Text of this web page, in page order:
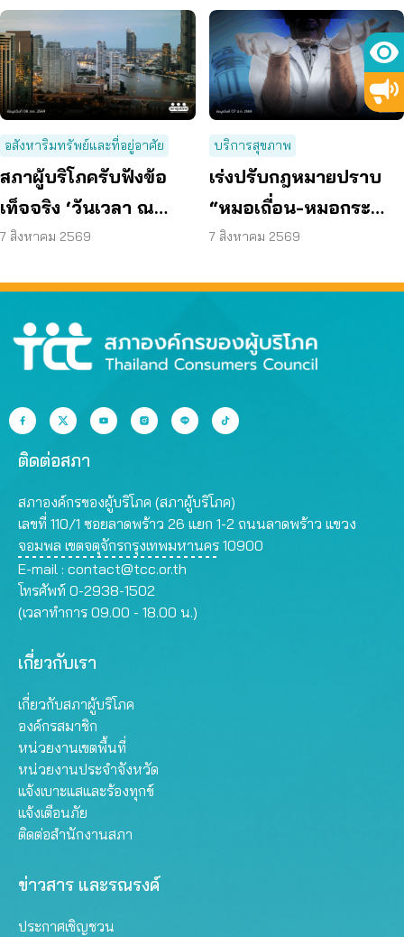
อสังหาริมทรัพย์และที่อยู่อาศัย
สภาผู้บริโภครับฟังข้อ
เท็จจริง ‘วันเวลา ณ
เจ้าพระยา’ ยืนยันมีถนน
7 สิงหาคม 2569
บริการสุขภาพ
เร่งปรับกฎหมายปราบ
“หมอเถื่อน-หมอกระ
เป๋า” ผ่า-ฉีด-จ่ายยา ไม่มี
7 สิงหาคม 2569
ติดต่อสภา
สภาองค์กรของผู้บริโภค (สภาผู้บริโภค)
เลขที่ 110/1 ซอยลาดพร้าว 26 แยก 1-2 ถนนลาดพร้าว แขวง
จอมพล เขตจตุจักรกรุงเทพมหานคร 10900
E-mail : contact@tcc.or.th
โทรศัพท์ 0-2938-1502
(เวลาทำการ 09.00 - 18.00 น.)
เกี่ยวกับเรา
เกี่ยวกับสภาผู้บริโภค
องค์กรสมาชิก
หน่วยงานเขตพื้นที่
หน่วยงานประจำจังหวัด
แจ้งเบาะแสและร้องทุกข์
แจ้งเตือนภัย
ติดต่อสำนักงานสภา
ข่าวสาร และรณรงค์
ประกาศเชิญชวน